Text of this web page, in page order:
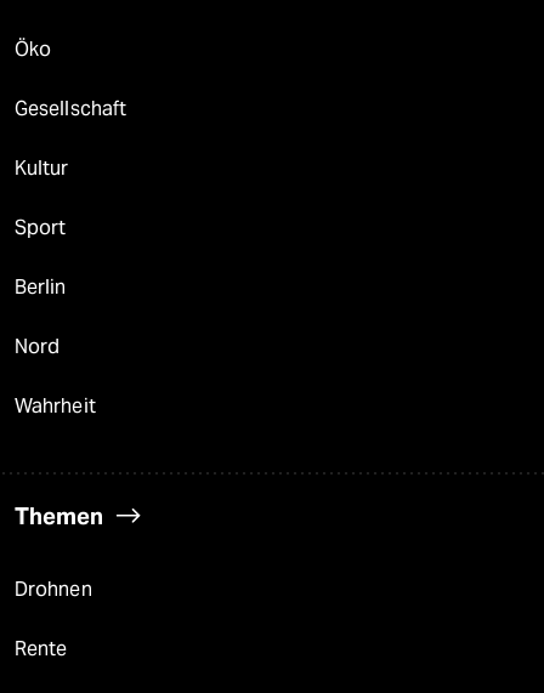
Öko
Gesellschaft
Kultur
Sport
Berlin
Nord
Wahrheit
Themen
Drohnen
Rente